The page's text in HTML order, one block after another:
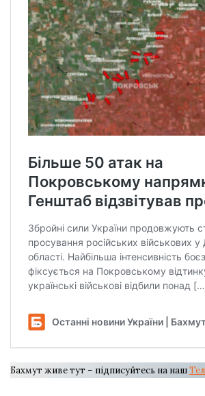
Бахмут живе тут – підписуйтесь на наш